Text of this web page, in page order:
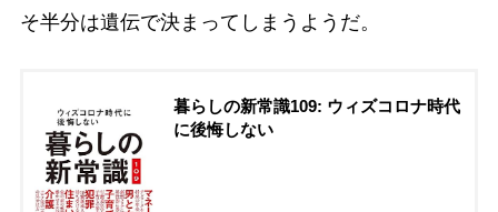
そ半分は遺伝で決まってしまうようだ。
暮らしの新常識109: ウィズコロナ時代
に後悔しない